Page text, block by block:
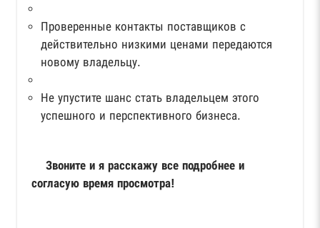
Проверенные контакты поставщиков с
действительно низкими ценами передаются
новому владельцу.
Не упустите шанс стать владельцем этого
успешного и перспективного бизнеса.
Звоните и я расскажу все подробнее и
согласую время просмотра!